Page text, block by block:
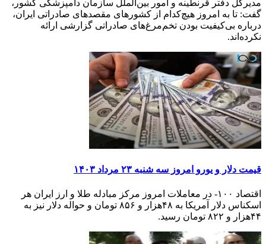
مدیرکل دفتر قرنطینه و امور بین‌الملل سازمان دامپزشکی کشور،
گفت: تا به امروز هیچ‌کدام از کشورهای مقصدهای صادراتی ایران،
درباره بی‌کیفیت بودن تخم‌مرغ‌های صادراتی گزارشی ارائه
نکرده‌اند.
قیمت دلار و یورو امروز سه شنبه ۲۳ مرداد ۱۴۰۳
اقتصاد ۱۰۰- در معاملات امروز مرکز مبادله طلا و ارز ایران هر
اسکناس دلار آمریکا به ۴۸هزار و ۸۵۶ تومان و حواله دلار نیز به
۴۴هزار و ۸۲۲ تومان رسید.